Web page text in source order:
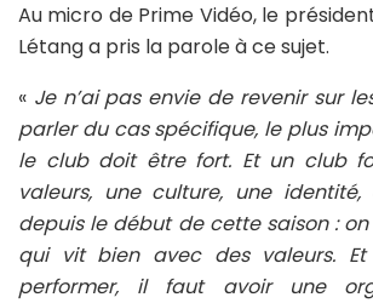
Au micro de Prime Vidéo, le
Létang a pris la parole à ce sujet.
« Je n’ai pas envie de revenir sur
parler du cas spécifique, le plus
le club doit être fort. Et un club
valeurs, une culture, une
depuis le début de cette saison :
qui vit bien avec des valeurs. Et
performer, il faut avoir une